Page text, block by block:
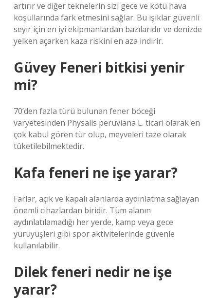
artırır ve diğer teknelerin sizi gece ve kötü hava
koşullarında fark etmesini sağlar. Bu ışıklar güvenli
seyir için en iyi ekipmanlardan bazılarıdır ve denizde
yelken açarken kaza riskini en aza indirir.
Güvey Feneri bitkisi yenir
mi?
70’den fazla türü bulunan fener böceği
varyetesinden Physalis peruviana L. ticari olarak en
çok kabul gören tür olup, meyveleri taze olarak
tüketilebilmektedir.
Kafa feneri ne işe yarar?
Farlar, açık ve kapalı alanlarda aydınlatma sağlayan
önemli cihazlardan biridir. Tüm alanın
aydınlatılamadığı her yerde, kamp veya gece
yürüyüşleri gibi spor aktivitelerinde güvenle
kullanılabilir.
Dilek feneri nedir ne işe
yarar?